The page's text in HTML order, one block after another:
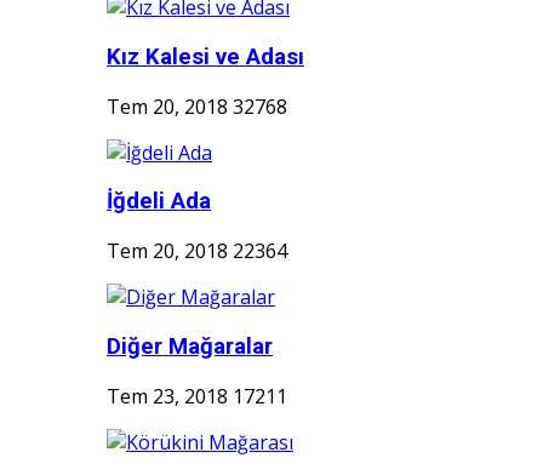
Kız Kalesi ve Adası
Tem 20, 2018 32768
İğdeli Ada
Tem 20, 2018 22364
Diğer Mağaralar
Tem 23, 2018 17211